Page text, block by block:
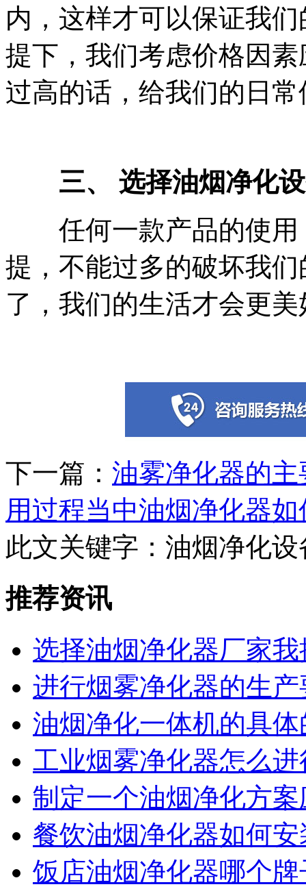
内，这样才可以保证我
提下，我们考虑价格因
过高的话，给我们的日
三、 选择油烟净化
任何一款产品的使用
提，不能过多的破坏我
了，我们的生活才会更美
下一篇： 油雾净化器的
用过程当中油烟净化器
此文关键字： 油烟净化设
推荐资讯
选择油烟净化器厂家
进行烟雾净化器的生
油烟净化一体机的具
工业烟雾净化器怎么
制定一个油烟净化方
餐饮油烟净化器如何安
饭店油烟净化器哪个牌